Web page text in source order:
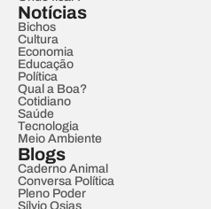
Notícias
Bichos
Cultura
Economia
Educação
Política
Qual a Boa?
Cotidiano
Saúde
Tecnologia
Meio Ambiente
Blogs
Caderno Animal
Conversa Política
Pleno Poder
Sílvio Osias